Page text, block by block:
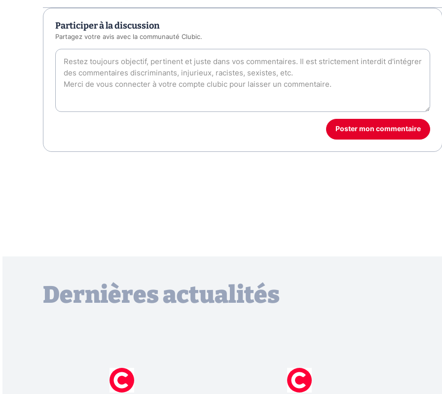
Participer à la discussion
Partagez votre avis avec la communauté Clubic.
Poster mon commentaire
Dernières actualités